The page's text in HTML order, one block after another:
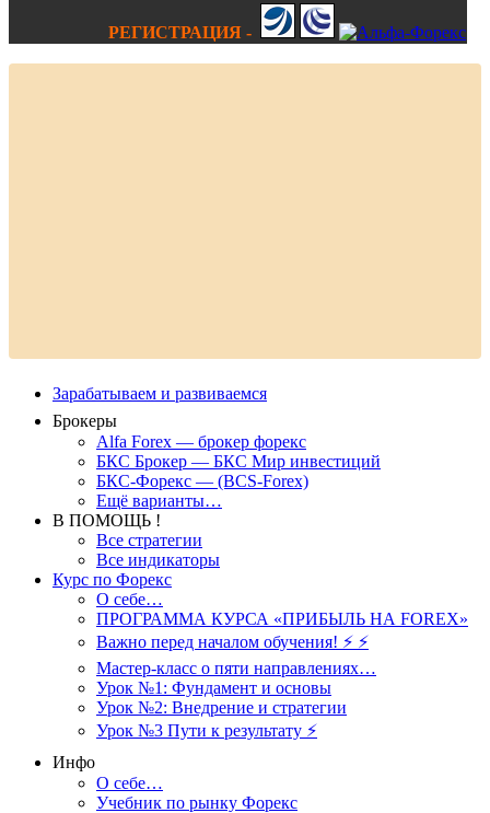
РЕГИСТРАЦИЯ -
Зарабатываем и развиваемся
Брокеры
Alfa Forex — брокер форекс
БКС Брокер — БКС Мир инвестиций
БКС-Форекс — (BCS-Forex)
Ещё варианты…
В ПОМОЩЬ !
Все стратегии
Все индикаторы
Курс по Форекс
О себе…
ПРОГРАММА КУРСА «ПРИБЫЛЬ НА FOREX»
Важно перед началом обучения! ⚡ ⚡
Мастер-класс о пяти направлениях…
Урок №1: Фундамент и основы
Урок №2: Внедрение и стратегии
Урок №3 Пути к результату ⚡️
Инфо
О себе…
Учебник по рынку Форекс